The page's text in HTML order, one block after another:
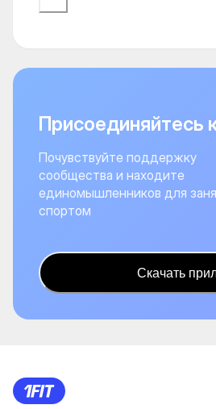
Присоединяйтесь
Почувствуйте поддержку
сообщества и находите
единомышленников для
спортом
Скачать